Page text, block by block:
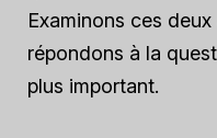
Examinons ces
répondons à la
plus important.